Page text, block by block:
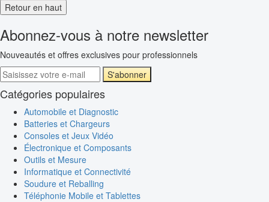
Retour en haut
Abonnez-vous à notre newsletter
Nouveautés et offres exclusives pour professionnels
S'abonner
Catégories populaires
Automobile et Diagnostic
Batteries et Chargeurs
Consoles et Jeux Vidéo
Électronique et Composants
Outils et Mesure
Informatique et Connectivité
Soudure et Reballing
Téléphonie Mobile et Tablettes